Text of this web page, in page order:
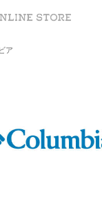
Women Men
ア